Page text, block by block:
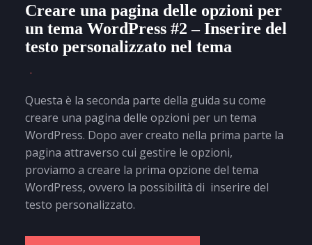
Creare una pagina delle opzioni per
un tema WordPress #2 – Inserire del
testo personalizzato nel tema
Questa è la seconda parte della guida su come
creare una pagina delle opzioni per un tema
WordPress. Dopo aver creato nella prima parte la
pagina attraverso cui gestire le opzioni,
proviamo a creare la prima opzione del tema
WordPress, ovvero la possibilità di inserire del
testo personalizzato.